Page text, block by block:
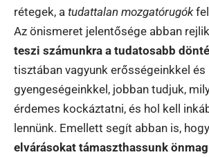
rétegek, a tudattalan mozgatórugók
Az önismeret jelentősége abban
teszi számunkra a tudatosabb
tisztában vagyunk erősségeinkkel és
gyengeségeinkkel, jobban tudjuk,
érdemes kockáztatni, és hol kell
lennünk. Emellett segít abban is, hogy
elvárásokat támaszthassunk